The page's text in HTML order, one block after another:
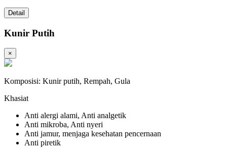
Detail
Kunir Putih
×
Komposisi: Kunir putih, Rempah, Gula
Khasiat
Anti alergi alami, Anti analgetik
Anti mikroba, Anti nyeri
Anti jamur, menjaga kesehatan pencernaan
Anti piretik